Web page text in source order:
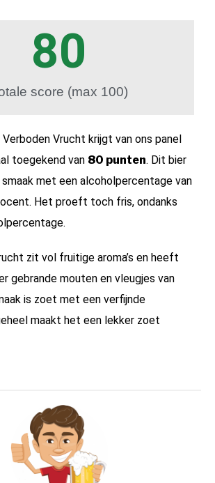
score (max 100)
80
Verboden Vrucht krijgt van ons panel
toegekend van 80 punten. Dit bier
met een alcoholpercentage van
Het proeft toch fris, ondanks
zit vol fruitige aroma’s en heeft
gebrande mouten en vleugjes van
is zoet met een verfijnde
maakt het een lekker zoet